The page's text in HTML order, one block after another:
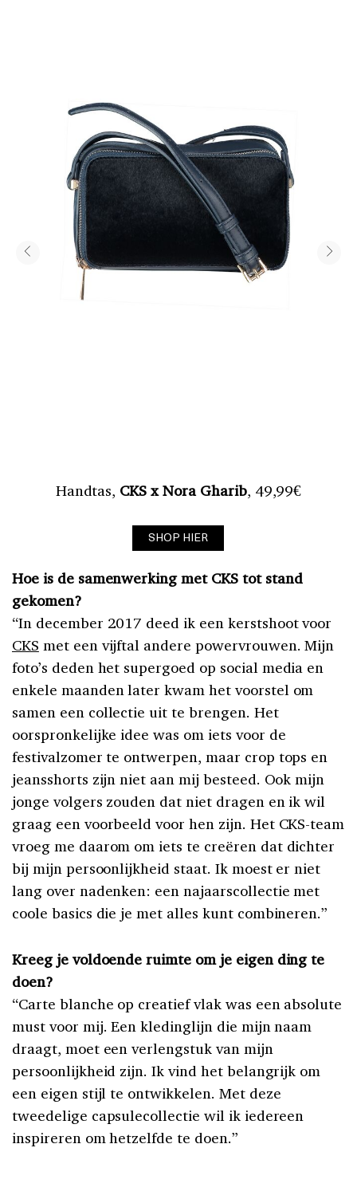
Handtas, CKS x Nora Gharib, 49,99€
SHOP HIER
Hoe is de samenwerking met CKS tot stand
gekomen?
“In december 2017 deed ik een kerstshoot voor
CKS met een vijftal andere powervrouwen. Mijn
foto’s deden het supergoed op social media en
enkele maanden later kwam het voorstel om
samen een collectie uit te brengen. Het
oorspronkelijke idee was om iets voor de
festivalzomer te ontwerpen, maar crop tops en
jeansshorts zijn niet aan mij besteed. Ook mijn
jonge volgers zouden dat niet dragen en ik wil
graag een voorbeeld voor hen zijn. Het CKS-team
vroeg me daarom om iets te creëren dat dichter
bij mijn persoonlijkheid staat. Ik moest er niet
lang over nadenken: een najaarscollectie met
coole basics die je met alles kunt combineren.”
Kreeg je voldoende ruimte om je eigen ding te
doen?
“Carte blanche op creatief vlak was een absolute
must voor mij. Een kledinglijn die mijn naam
draagt, moet een verlengstuk van mijn
persoonlijkheid zijn. Ik vind het belangrijk om
een eigen stijl te ontwikkelen. Met deze
tweedelige capsulecollectie wil ik iedereen
inspireren om hetzelfde te doen.”